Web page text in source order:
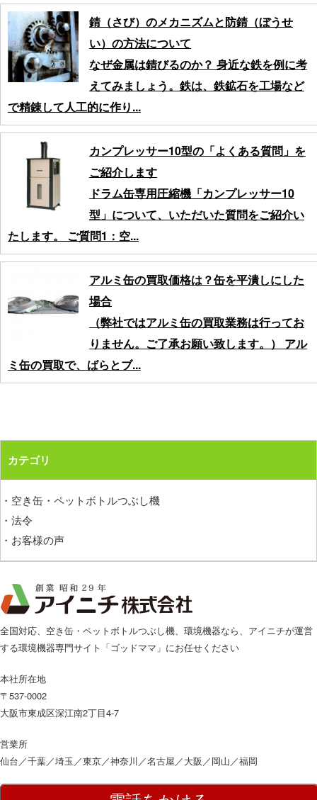
錆（さび）のメカニズムと防錆（ぼうせ
い）の方法について
なぜ金属は錆びるのか？ 身近な鉄を例に考
えてみましょう。鉄は、鉄鉱石を工場など
で精錬して人工的に作り...
カンプレッサー10型の「よくある質問」を
ご紹介します
ドラム缶専用圧縮機「カンプレッサー10
型」について、いただいた質問をご紹介い
たします。 ご質問1：空...
アルミ缶の買取価格は？缶を平潰しにした
場合
（弊社ではアルミ缶の買取業務は行ってお
りません。ご了承お願い致します。） アル
ミ缶の買取で、ばらとブ...
カテゴリ
・空き缶・ペットボトルつぶし機
・法令
・お客様の声
全国対応、空き缶・ペットボトルつぶし機、環境機器なら、アイニチが運営
する環境機器専門サイト「ゴッドママ」にお任せください
本社所在地
〒537-0002
大阪市東成区深江南2丁目4-7
営業所
仙台／千葉／埼玉／東京／神奈川／名古屋／大阪／岡山／福岡